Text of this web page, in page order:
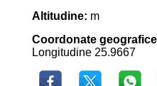
Altitudine: m
Coordonate
Longitudine 25.9667